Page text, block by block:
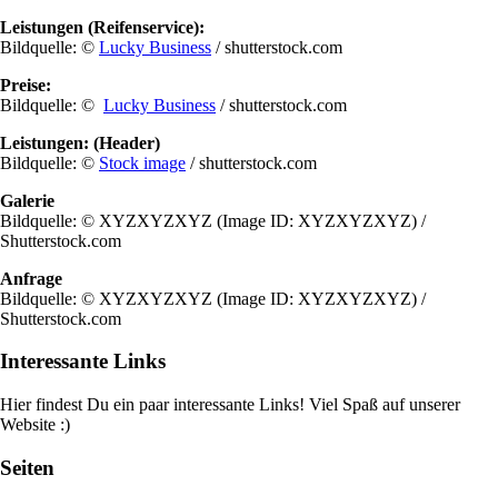
Leistungen (Reifenservice):
Bildquelle: © Lucky Business / shutterstock.com
Preise:
Bildquelle: © Lucky Business / shutterstock.com
Leistungen: (Header)
Bildquelle: © Stock image / shutterstock.com
Galerie
Bildquelle: © XYZXYZXYZ (Image ID: XYZXYZXYZ) /
Shutterstock.com
Anfrage
Bildquelle: © XYZXYZXYZ (Image ID: XYZXYZXYZ) /
Shutterstock.com
Interessante Links
Hier findest Du ein paar interessante Links! Viel Spaß auf unserer
Website :)
Seiten